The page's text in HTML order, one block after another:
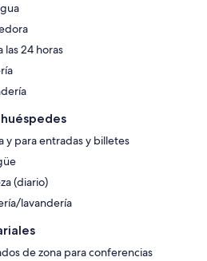
las 24 horas
y para entradas y billetes
(diario)
lavandería
de zona para conferencias